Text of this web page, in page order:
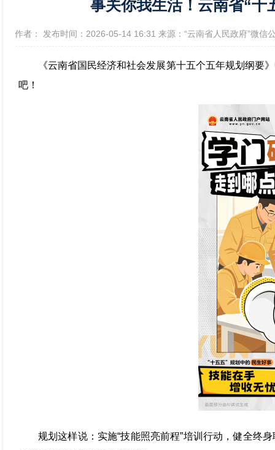
政府信息公开年报
事关你我生活！云南省“十
[作者： 发布时间：2026-05-14 16:31 来源：“云南省人民政府”微信
《云南省国民经济和社会发展第十五个五年规划纲要
吧！
规划这样说：实施“技能照亮前程”培训行动，健全终